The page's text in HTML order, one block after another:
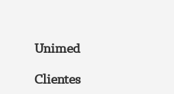
Unimed
Clientes